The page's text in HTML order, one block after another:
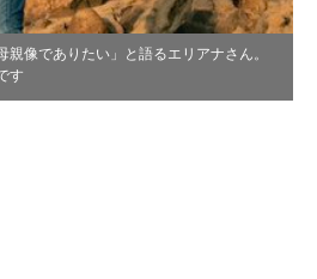
親像でありたい」と語るエリアナさん。
す